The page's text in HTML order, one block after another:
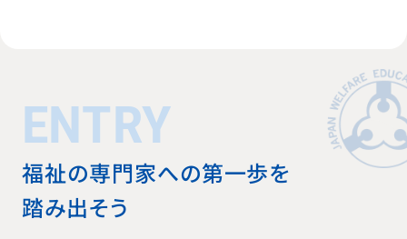
ENTRY
福祉の専門家への第一歩を
踏み出そう